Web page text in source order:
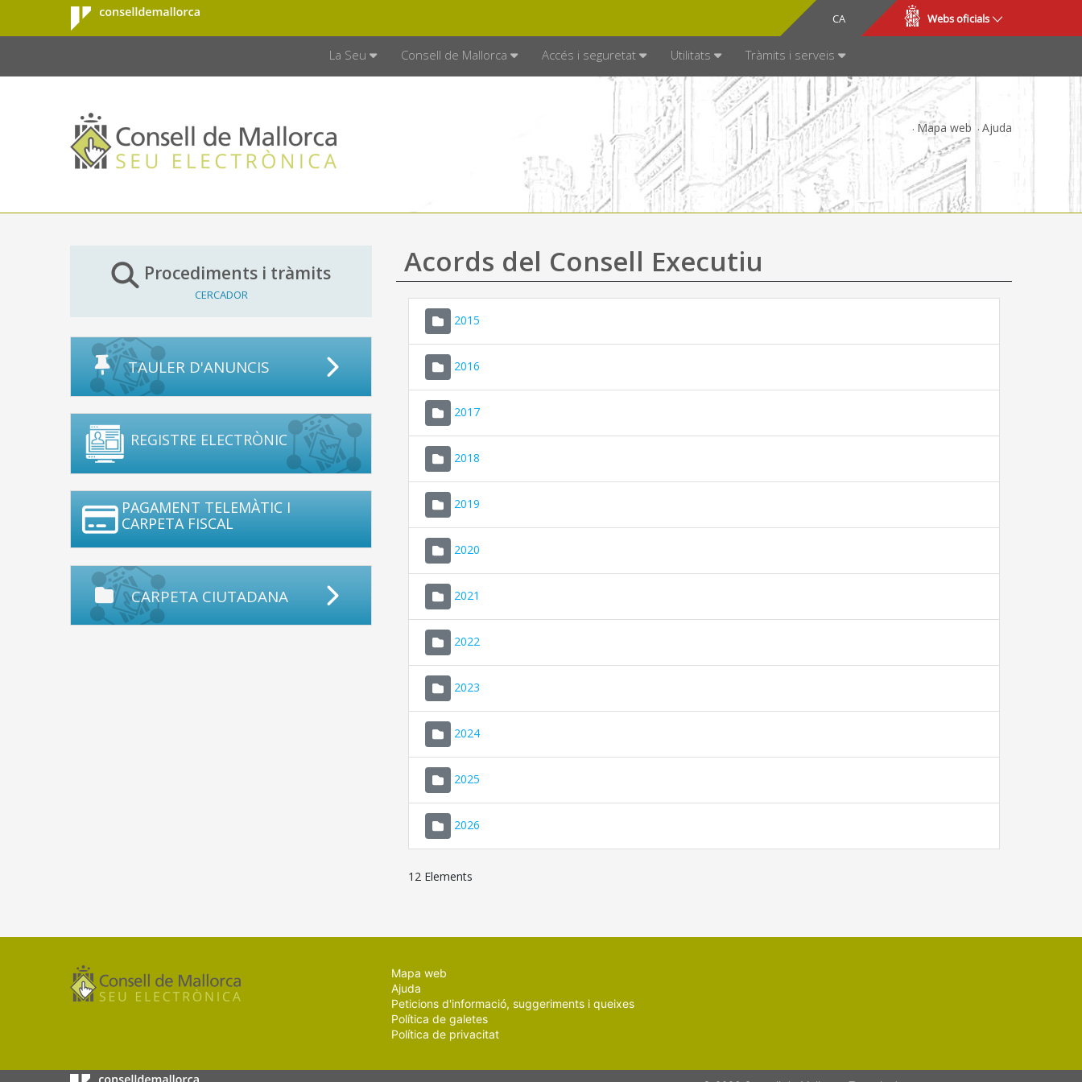
Salta al contingut principal
Consell de
Mallorca
CA
ES Webs oficials
La Seu Consell de Mallorca Accés i seguretat Utilitats Tràmits i serveis
Mapa web Ajuda
Procediments i tràmits
CERCADOR
TAULER D'ANUNCIS
REGISTRE ELECTRÒNIC
PAGAMENT TELEMÀTIC I
CARPETA FISCAL
CARPETA CIUTADANA
Acords del Consell Executiu
2015
2016
2017
2018
2019
2020
2021
2022
2023
2024
2025
2026
12 Elements
Mapa web
Ajuda
Peticions d'informació, suggeriments i queixes
Política de galetes
Política de privacitat